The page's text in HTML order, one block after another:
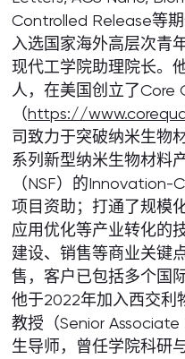
Controlled Release等
入选国家海外高层次青
现代工学院助理院长。
人，在美国创立了Core
（https://
司致力于突破纳米生物
系列新型纳米生物材料
（NSF）的Innovation-
项目资助；打通了规模
应用优化等产业转化的
建设、销售等商业关键
售，客户已包括多个国
他于2022年加入西交利
教授（Senior
生导师，曾任学院科研